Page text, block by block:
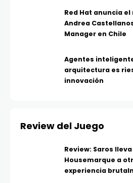
Red Hat anuncia
Andrea
Manager en Chile
Agentes
arquitectura es
innovación
Review del Juego
Review: Saros
Housemarque a
experiencia